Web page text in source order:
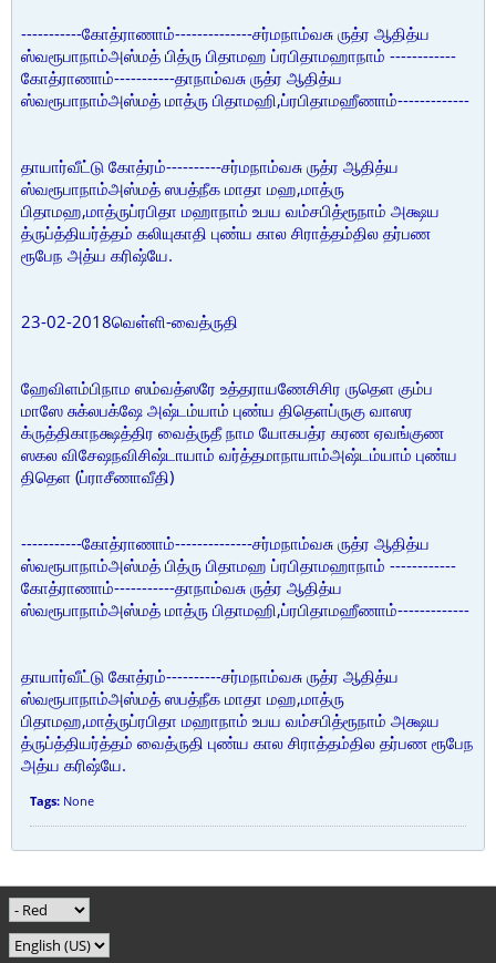
-----------கோத்ராணாம்--------------சர்மநாம்வசு ருத்ர ஆதித்ய
ஸ்வரூபாநாம்அஸ்மத் பித்ரு பிதாமஹ ப்ரபிதாமஹாநாம் ------------
கோத்ராணாம்-----------தாநாம்வசு ருத்ர ஆதித்ய
ஸ்வரூபாநாம்அஸ்மத் மாத்ரு பிதாமஹி,ப்ரபிதாமஹீணாம்-------------
தாயார்வீட்டு கோத்ரம்----------சர்மநாம்வசு ருத்ர ஆதித்ய
ஸ்வரூபாநாம்அஸ்மத் ஸபத்நீக மாதா மஹ,மாத்ரு
பிதாமஹ,மாத்ருப்ரபிதா மஹாநாம் உபய வம்சபித்ரூநாம் அக்ஷய
த்ருப்த்தியர்த்தம் கலியுகாதி புண்ய கால சிராத்தம்தில தர்பண
ரூபேந அத்ய கரிஷ்யே.
23-02-2018வெள்ளி-வைத்ருதி
ஹேவிளம்பிநாம ஸம்வத்ஸரே உத்தராயணேசிசிர ருதெள கும்ப
மாஸே சுக்லபக்ஷே அஷ்டம்யாம் புண்ய திதெளப்ருகு வாஸர
க்ருத்திகாநக்ஷத்திர வைத்ருதீ நாம யோகபத்ர கரண ஏவங்குண
ஸகல விசேஷநவிசிஷ்டாயாம் வர்த்தமாநாயாம்அஷ்டம்யாம் புண்ய
திதெள (ப்ராசீணாவீதி)
-----------கோத்ராணாம்--------------சர்மநாம்வசு ருத்ர ஆதித்ய
ஸ்வரூபாநாம்அஸ்மத் பித்ரு பிதாமஹ ப்ரபிதாமஹாநாம் ------------
கோத்ராணாம்-----------தாநாம்வசு ருத்ர ஆதித்ய
ஸ்வரூபாநாம்அஸ்மத் மாத்ரு பிதாமஹி,ப்ரபிதாமஹீணாம்-------------
தாயார்வீட்டு கோத்ரம்----------சர்மநாம்வசு ருத்ர ஆதித்ய
ஸ்வரூபாநாம்அஸ்மத் ஸபத்நீக மாதா மஹ,மாத்ரு
பிதாமஹ,மாத்ருப்ரபிதா மஹாநாம் உபய வம்சபித்ரூநாம் அக்ஷய
த்ருப்த்தியர்த்தம் வைத்ருதி புண்ய கால சிராத்தம்தில தர்பண ரூபேந
அத்ய கரிஷ்யே.
Tags: None